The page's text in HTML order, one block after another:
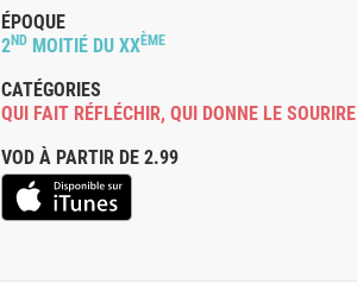
ÉPOQUE
2ND MOITIÉ DU XXÈME
CATÉGORIES
QUI FAIT RÉFLÉCHIR, QUI DONNE LE SOURIRE
VOD À PARTIR DE 2.99